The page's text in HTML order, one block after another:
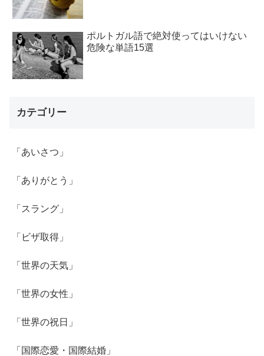
ポルトガル語で絶対使ってはいけない
危険な単語15選
カテゴリー
「あいさつ」
「ありがとう」
「スラング」
「ビザ取得」
「世界の天気」
「世界の女性」
「世界の祝日」
「国際恋愛・国際結婚」